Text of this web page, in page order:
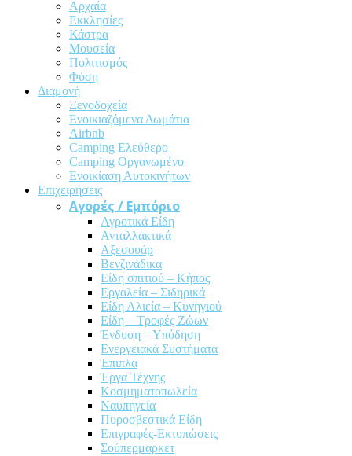
Αρχαία
Εκκλησίες
Κάστρα
Μουσεία
Πολιτισμός
Φύση
Διαμονή
Ξενοδοχεία
Ενοικιαζόμενα Δωμάτια
Airbnb
Camping Ελεύθερο
Camping Οργανωμένο
Ενοικίαση Αυτοκινήτων
Επιχειρήσεις
Αγορές / Εμπόριο
Αγροτικά Είδη
Ανταλλακτικά
Αξεσουάρ
Βενζινάδικα
Είδη σπιτιού – Κήπος
Εργαλεία – Σιδηρικά
Είδη Αλιεία – Κυνηγιού
Είδη – Τροφές Ζώων
Ένδυση – Υπόδηση
Ενεργειακά Συστήματα
Έπιπλα
Έργα Τέχνης
Κοσμηματοπωλεία
Ναυπηγεία
Πυροσβεστικά Είδη
Επιγραφές-Εκτυπώσεις
Σούπερμαρκετ